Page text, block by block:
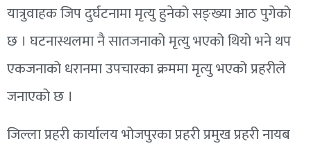
यात्रुवाहक जिप दुर्घटनामा मृत्यु हुनेको सङ्ख्या आठ पुगेको
छ । घटनास्थलमा नै सातजनाको मृत्यु भएको थियो भने थप
एकजनाको धरानमा उपचारका क्रममा मृत्यु भएको प्रहरीले
जनाएको छ ।
जिल्ला प्रहरी कार्यालय भोजपुरका प्रहरी प्रमुख प्रहरी नायब